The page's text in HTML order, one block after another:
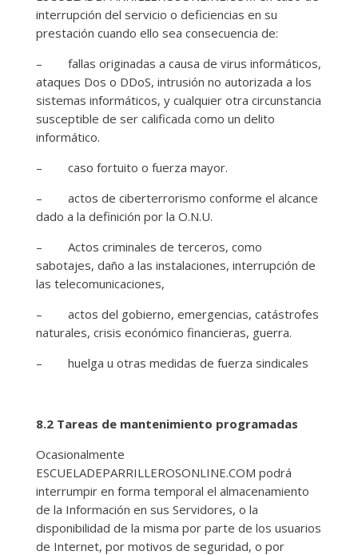
interrupción del servicio o deficiencias en su
prestación cuando ello sea consecuencia de:
– fallas originadas a causa de virus informáticos,
ataques Dos o DDoS, intrusión no autorizada a los
sistemas informáticos, y cualquier otra circunstancia
susceptible de ser calificada como un delito
informático.
– caso fortuito o fuerza mayor.
– actos de ciberterrorismo conforme el alcance
dado a la definición por la O.N.U.
– Actos criminales de terceros, como
sabotajes, daño a las instalaciones, interrupción de
las telecomunicaciones,
– actos del gobierno, emergencias, catástrofes
naturales, crisis económico financieras, guerra.
– huelga u otras medidas de fuerza sindicales
8.2 Tareas de mantenimiento programadas
Ocasionalmente
ESCUELADEPARRILLEROSONLINE.COM podrá
interrumpir en forma temporal el almacenamiento
de la Información en sus Servidores, o la
disponibilidad de la misma por parte de los usuarios
de Internet, por motivos de seguridad, o por